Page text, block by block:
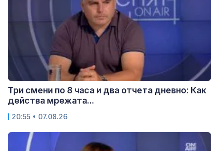
Три смени по 8 часа и два отчета дневно: Как
действа мрежата...
20:55 • 07.08.26